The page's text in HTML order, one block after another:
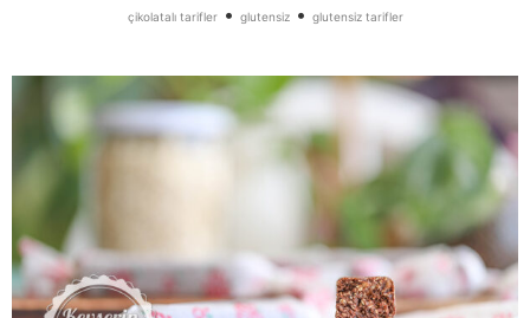
çikolatalı tarifler• glutensiz• glutensiz tarifler